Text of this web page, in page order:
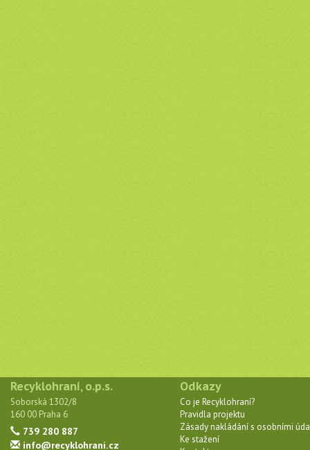
Recyklohraní, o.p.s.
Soborská 1302/8
160 00 Praha 6
739 280 887
info@recyklohrani.cz
Odkazy
Co je Recyklohraní?
Pravidla projektu
Zásady nakládání s osobními
Ke stažení